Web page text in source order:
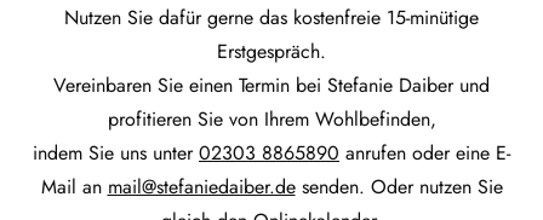
Nutzen Sie dafür gerne das kostenfreie 15-minütige
Erstgespräch.
Vereinbaren Sie einen Termin bei Stefanie Daiber und
profitieren Sie von Ihrem Wohlbefinden,
indem Sie uns unter02303 8865890 anrufen oder eine E-
Mail an mail@stefaniedaiber.desenden. Oder nutzen Sie